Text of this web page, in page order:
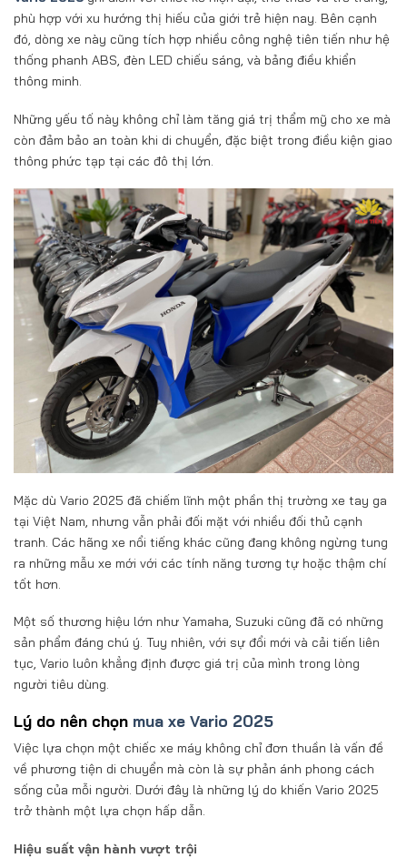
phù hợp với xu hướng thị hiếu của giới trẻ hiện nay. Bên cạnh
đó, dòng xe này cũng tích hợp nhiều công nghệ tiên tiến như hệ
thống phanh ABS, đèn LED chiếu sáng, và bảng điều khiển
thông minh.
Những yếu tố này không chỉ làm tăng giá trị thẩm mỹ cho xe mà
còn đảm bảo an toàn khi di chuyển, đặc biệt trong điều kiện giao
thông phức tạp tại các đô thị lớn.
Mặc dù Vario 2025 đã chiếm lĩnh một phần thị trường xe tay ga
tại Việt Nam, nhưng vẫn phải đối mặt với nhiều đối thủ cạnh
tranh. Các hãng xe nổi tiếng khác cũng đang không ngừng tung
ra những mẫu xe mới với các tính năng tương tự hoặc thậm chí
tốt hơn.
Một số thương hiệu lớn như Yamaha, Suzuki cũng đã có những
sản phẩm đáng chú ý. Tuy nhiên, với sự đổi mới và cải tiến liên
tục, Vario luôn khẳng định được giá trị của mình trong lòng
người tiêu dùng.
Lý do nên chọn mua xe Vario 2025
Việc lựa chọn một chiếc xe máy không chỉ đơn thuần là vấn đề
về phương tiện di chuyển mà còn là sự phản ánh phong cách
sống của mỗi người. Dưới đây là những lý do khiến Vario 2025
trở thành một lựa chọn hấp dẫn.
Hiệu suất vận hành vượt trội